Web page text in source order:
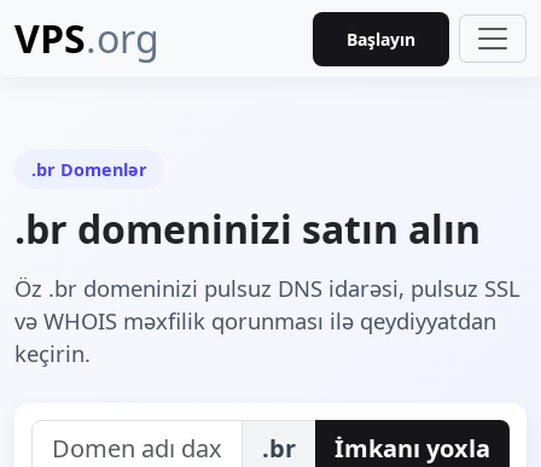
VPS.org Başlayın
.br Domenlər
.br domeninizi satın alın
Öz .br domeninizi pulsuz DNS idarəsi, pulsuz SSL
və WHOIS məxfilik qorunması ilə qeydiyyatdan
keçirin.
.br İmkanı yoxla